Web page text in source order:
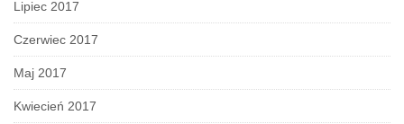
Lipiec 2017
Czerwiec 2017
Maj 2017
Kwiecień 2017